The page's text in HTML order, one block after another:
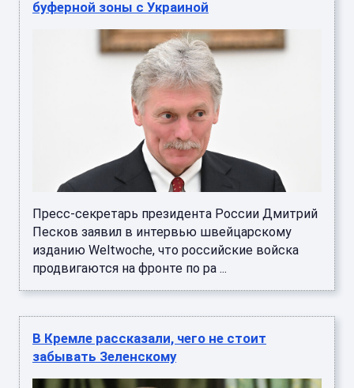
Пресс-секретарь президента России Дмитрий
Песков заявил в интервью швейцарскому
изданию Weltwoche, что российские войска
продвигаются на фронте по ра ...
В Кремле рассказали, чего не стоит
забывать Зеленскому